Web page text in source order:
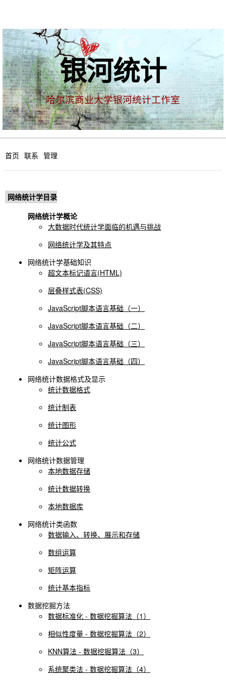
银河统计
哈尔滨商业大学银河统计工作室
首页 联系 管理
网络统计学目录
网络统计学概论
大数据时代统计学面临的机遇与挑战
网络统计学及其特点
网络统计学基础知识
超文本标记语言(HTML)
层叠样式表(CSS)
JavaScript脚本语言基础（一）
JavaScript脚本语言基础（二）
JavaScript脚本语言基础（三）
JavaScript脚本语言基础（四）
网络统计数据格式及显示
统计数据格式
统计制表
统计图形
统计公式
网络统计数据管理
本地数据存储
统计数据转换
本地数据库
网络统计类函数
数据输入、转换、展示和存储
数组运算
矩阵运算
统计基本指标
数据挖掘方法
数据标准化 - 数据挖掘算法（1）
相似性度量 - 数据挖掘算法（2）
KNN算法 - 数据挖掘算法（3）
系统聚类法 - 数据挖掘算法（4）